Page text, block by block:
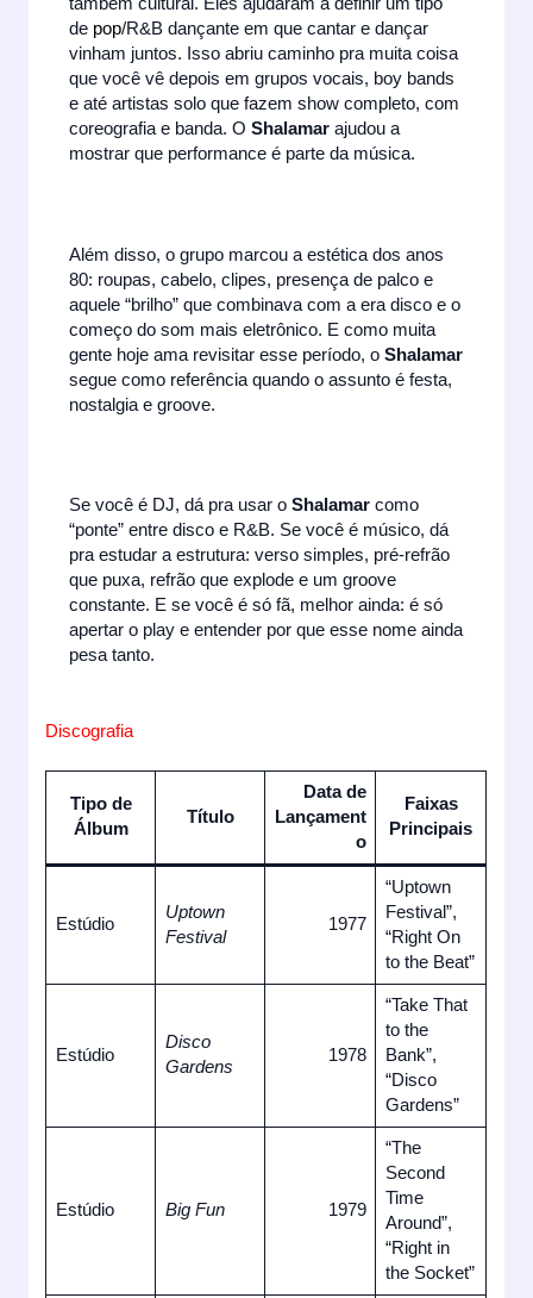
também cultural. Eles ajudaram a definir um tipo
de pop/R&B dançante em que cantar e dançar
vinham juntos. Isso abriu caminho pra muita coisa
que você vê depois em grupos vocais, boy bands
e até artistas solo que fazem show completo, com
coreografia e banda. OShalamar ajudou a
mostrar que performance é parte da música.
Além disso, o grupo marcou a estética dos anos
80: roupas, cabelo, clipes, presença de palco e
aquele “brilho” que combinava com a era disco e o
começo do som mais eletrônico. E como muita
gente hoje ama revisitar esse período, oShalamar
segue como referência quando o assunto é festa,
nostalgia e groove.
Se você é DJ, dá pra usar oShalamar como
“ponte” entre disco e R&B. Se você é músico, dá
pra estudar a estrutura: verso simples, pré-refrão
que puxa, refrão que explode e um groove
constante. E se você é só fã, melhor ainda: é só
apertar o play e entender por que esse nome ainda
pesa tanto.
Discografia
Tipo de
Álbum
Título
Data de
Lançament
o
Faixas
Principais
Estúdio
Uptown
Festival
1977
“Uptown
Festival”,
“Right On
to the Beat”
Estúdio
Disco
Gardens
1978
“Take That
to the
Bank”,
“Disco
Gardens”
Estúdio Big Fun 1979
“The
Second
Time
Around”,
“Right in
the Socket”